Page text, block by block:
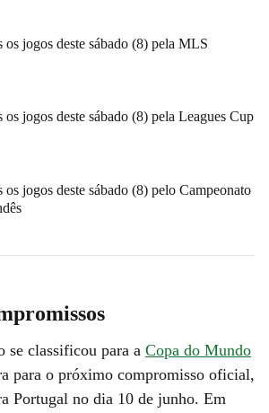
os jogos deste sábado (8) pela MLS
os jogos deste sábado (8) pela Leagues Cup
os jogos deste sábado (8) pelo Campeonato
se classificou para a Copa do Mundo
para o próximo compromisso oficial,
Portugal no dia 10 de junho. Em